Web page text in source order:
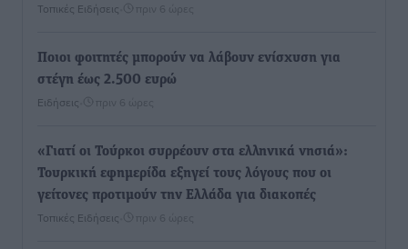
Τοπικές Ειδήσεις πριν 6 ώρες
Ποιοι φοιτητές μπορούν να λάβουν ενίσχυση για
στέγη έως 2.500 ευρώ
Ειδήσεις πριν 6 ώρες
«Γιατί οι Τούρκοι συρρέουν στα ελληνικά νησιά»:
Τουρκική εφημερίδα εξηγεί τους λόγους που οι
γείτονες προτιμούν την Ελλάδα για διακοπές
Τοπικές Ειδήσεις πριν 6 ώρες